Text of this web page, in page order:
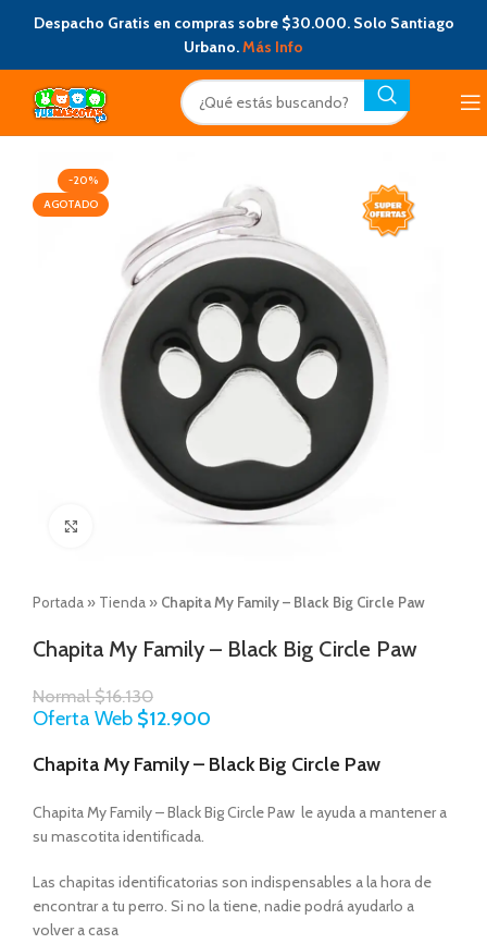
Despacho Gratis en compras sobre $30.000. Solo Santiago
Urbano.Más Info
-20%
AGOTADO
Portada » Tienda » Chapita My Family – Black Big Circle Paw
Chapita My Family – Black Big Circle Paw
Normal$16.130
Oferta Web $12.900
Chapita My Family – Black Big Circle Paw
Chapita My Family – Black Big Circle Paw le ayuda a mantener a
su mascotita identificada.
Las chapitas identificatorias son indispensables a la hora de
encontrar a tu perro. Si no la tiene, nadie podrá ayudarlo a
volver a casa